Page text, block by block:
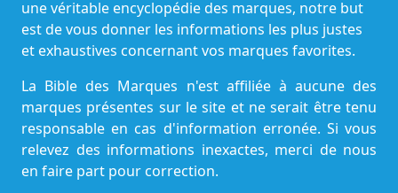
une véritable encyclopédie des marques, notre but
est de vous donner les informations les plus justes
et exhaustives concernant vos marques favorites.
La Bible des Marques n'est affiliée à aucune des
marques présentes sur le site et ne serait être tenu
responsable en cas d'information erronée. Si vous
relevez des informations inexactes, merci de nous
en faire part pour correction.